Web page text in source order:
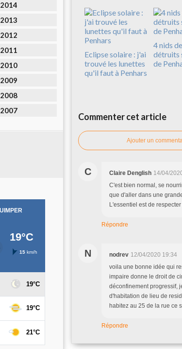
2014
2013
2012
2011
2010
2009
2008
2007
Eclipse solaire : j'ai
trouvé les lunettes
qu'il faut à Penhars
4 nids
détruits
de
Commenter cet article
Ajouter un
C Claire Denglish 14/04/
C'est bien normal, se
que d'aller dans une
L'essentiel est de
Répondre
N nodrev 12/04/2020 19:34
voila une bonne idée qui
impaire donne le droit de
déconfinement progressif,
d'habitation de lieu de
habitez au 25 de la rue ce
Répondre